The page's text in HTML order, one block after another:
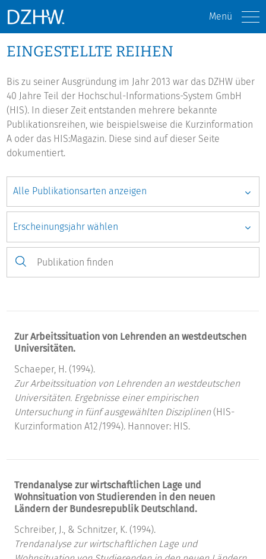
Menü
EINGESTELLTE REIHEN
Bis zu seiner Ausgründung im Jahr 2013 war das DZHW über
40 Jahre Teil der Hochschul-Informations-System GmbH
(HIS). In dieser Zeit entstanden mehrere bekannte
Publikationsreihen, wie beispielsweise die Kurzinformation
A oder das HIS:Magazin. Diese sind auf dieser Seite
dokumentiert.
Zur Arbeitssituation von Lehrenden an westdeutschen
Universitäten.
Schaeper, H. (1994).
Zur Arbeitssituation von Lehrenden an westdeutschen
Universitäten. Ergebnisse einer empirischen
Untersuchung in fünf ausgewählten Disziplinen(HIS-
Kurzinformation A12/1994). Hannover: HIS.
Trendanalyse zur wirtschaftlichen Lage und
Wohnsituation von Studierenden in den neuen
Ländern der Bundesrepublik Deutschland.
Schreiber, J., & Schnitzer, K. (1994).
Trendanalyse zur wirtschaftlichen Lage und